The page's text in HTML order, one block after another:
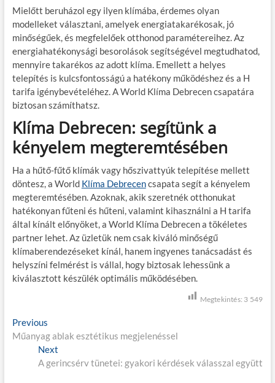
Mielőtt beruházol egy ilyen klímába, érdemes olyan
modelleket választani, amelyek energiatakarékosak, jó
minőségűek, és megfelelőek otthonod paramétereihez. Az
energiahatékonysági besorolások segítségével megtudhatod,
mennyire takarékos az adott klíma. Emellett a helyes
telepítés is kulcsfontosságú a hatékony működéshez és a H
tarifa igénybevételéhez. A World Klíma Debrecen csapatára
biztosan számíthatsz.
Klíma Debrecen: segítünk a
kényelem megteremtésében
Ha a hűtő-fűtő klímák vagy hőszivattyúk telepítése mellett
döntesz, a World Klíma Debrecencsapata segít a kényelem
megteremtésében. Azoknak, akik szeretnék otthonukat
hatékonyan fűteni és hűteni, valamint kihasználni a H tarifa
által kínált előnyöket, a World Klíma Debrecen a tökéletes
partner lehet. Az üzletük nem csak kiváló minőségű
klímaberendezéseket kínál, hanem ingyenes tanácsadást és
helyszíni felmérést is vállal, hogy biztosak lehessünk a
kiválasztott készülék optimális működésében.
Megtekintés: 3 549
B
e
Previous
r
e
v
Műanyag ablak esztétikus megjelenéssel
Next
e
A gerincsérv tünetei: gyakori kérdések válasszal együtt